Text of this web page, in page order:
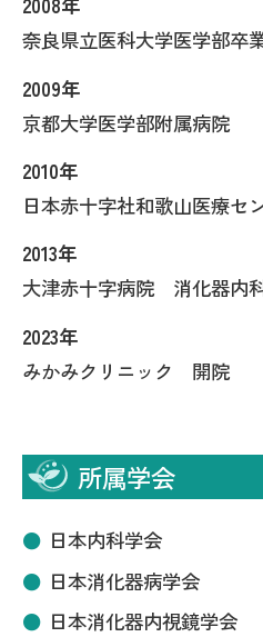
奈良県立医科大学医学部卒
2009年
京都大学医学部附属病院
2010年
日本赤十字社和歌山医療
2013年
大津赤十字病院 消化器内
2023年
みかみクリニック 開院
所属学会
日本内科学会
日本消化器病学会
日本消化器内視鏡学会